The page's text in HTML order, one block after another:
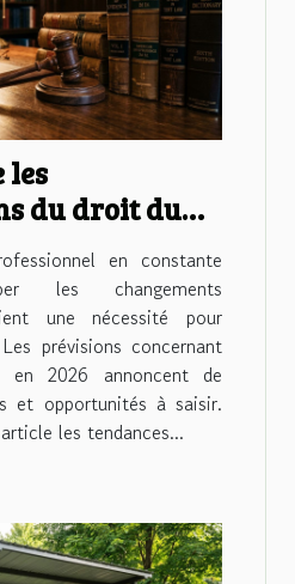
les
du droit du
pour 2026en constante
les changements
une nécessité pour
prévisions concernant
2026 annoncent de
et opportunités à saisir.
les tendances...